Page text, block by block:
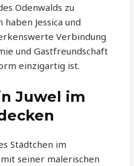
Odenwalds zu
Jessica und
Verbindung
und Gastfreundschaft
einzigartig ist.
Juwel im
Städtchen im
seiner malerischen